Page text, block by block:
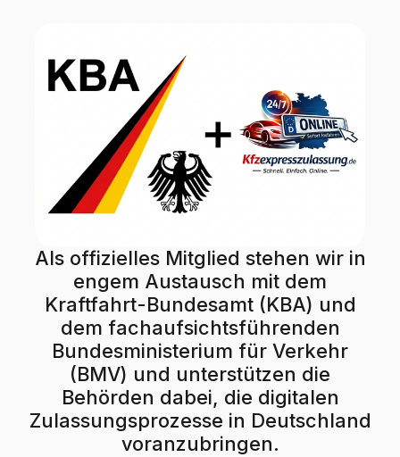
Als offizielles Mitglied stehen wir in
engem Austausch mit dem
Kraftfahrt-Bundesamt (KBA) und
dem fachaufsichtsführenden
Bundesministerium für Verkehr
(BMV) und unterstützen die
Behörden dabei, die digitalen
Zulassungsprozesse in Deutschland
voranzubringen.